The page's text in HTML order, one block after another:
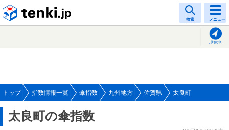
検索 メニュー
現在地
トップ 指数情報一覧 傘指数 九州地方 佐賀県 太良町
太良町の傘指数